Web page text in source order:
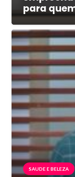
para
SAUDE E BELEZA